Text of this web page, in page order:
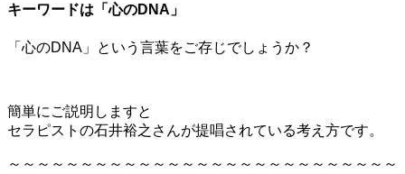
キーワードは「心のDNA」
「心のDNA」という言葉をご存じでしょうか？
簡単にご説明しますと
セラピストの石井裕之さんが提唱されている考え方です。
～～～～～～～～～～～～～～～～～～～～～～～～～～～